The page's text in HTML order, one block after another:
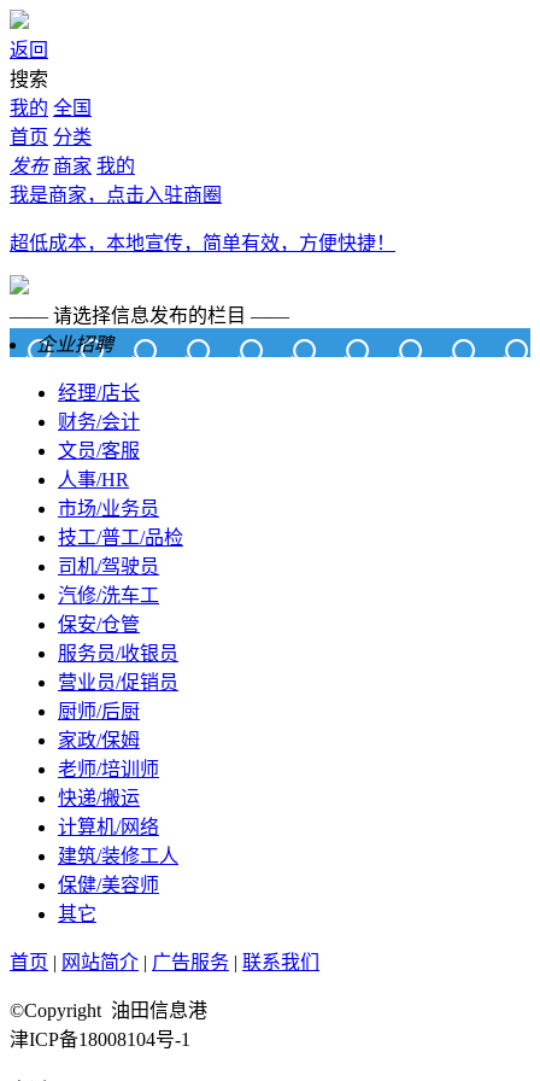
返回
搜索
我的 全国
首页 分类
发布 商家 我的
我是商家，点击入驻商圈
超低成本，本地宣传，简单有效，方便快捷！
—— 请选择信息发布的栏目 ——
企业招聘
经理/店长
财务/会计
文员/客服
人事/HR
市场/业务员
技工/普工/品检
司机/驾驶员
汽修/洗车工
保安/仓管
服务员/收银员
营业员/促销员
厨师/后厨
家政/保姆
老师/培训师
快递/搬运
计算机/网络
建筑/装修工人
保健/美容师
其它
首页 | 网站简介 | 广告服务 | 联系我们
©Copyright 油田信息港
津ICP备18008104号-1